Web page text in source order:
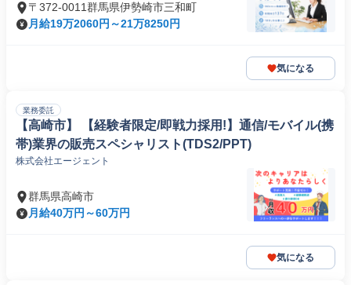
〒372-0011群馬県伊勢崎市三和町
月給19万2060円～21万8250円
気になる
業務委託
【高崎市】 【経験者限定/即戦力採用!】通信/モバイル(携
帯)業界の販売スペシャリスト(TDS2/PPT)
株式会社エージェント
群馬県高崎市
月給40万円～60万円
気になる